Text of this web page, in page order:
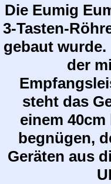
Die Eumig
3-Tasten-
gebaut
der
steht das
einem
begnügen,
Geräten aus